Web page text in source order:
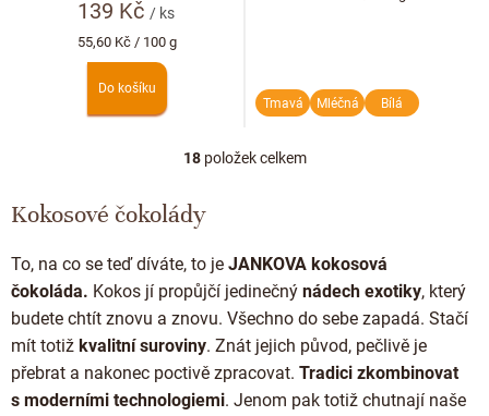
139 Kč/ ks
Měrná
cena:
55,60 Kč / 100 g
Do košíku
Tmavá Mléčná Bílá
O
a
c
í
r
v
k
18položek celkem
Kokosové čokolády
To, na co se teď díváte, to je JANKOVA kokosová
čokoláda. Kokos jí propůjčí jedinečný nádech exotiky, který
budete chtít znovu a znovu. Všechno do sebe zapadá. Stačí
mít totiž kvalitní suroviny. Znát jejich původ, pečlivě je
přebrat a nakonec poctivě zpracovat. Tradici zkombinovat
s moderními technologiemi. Jenom pak totiž chutnají naše